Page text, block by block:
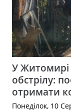
У Житомирі
обстрілу:
отримати
Понеділок, 10